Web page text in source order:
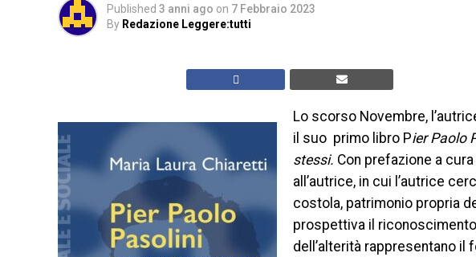
Published 3 anni ago on 7 Febbraio 2023
By Redazione Leggere:tutti
Lo scorso Novembre,
il suo primo libro Pier Paolo
stessi. Con prefazione a
all’autrice, in cui l’autrice
costola, patrimonio propria
prospettiva il
dell’alterità rappresentano il